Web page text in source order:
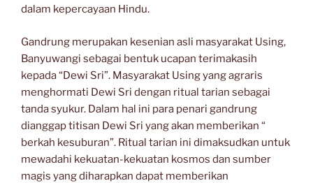
dalam kepercayaan Hindu.
Gandrung merupakan kesenian asli masyarakat Using,
Banyuwangi sebagai bentuk ucapan terimakasih
kepada “Dewi Sri”. Masyarakat Using yang agraris
menghormati Dewi Sri dengan ritual tarian sebagai
tanda syukur. Dalam hal ini para penari gandrung
dianggap titisan Dewi Sri yang akan memberikan “
berkah kesuburan”. Ritual tarian ini dimaksudkan untuk
mewadahi kekuatan-kekuatan kosmos dan sumber
magis yang diharapkan dapat memberikan